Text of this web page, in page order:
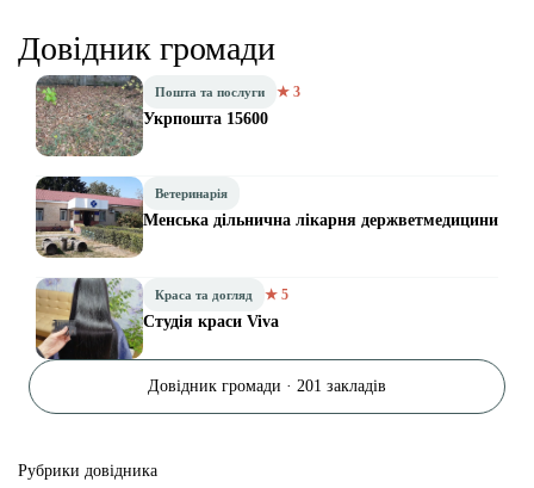
Довідник громади
Пошта та послуги ★ 3
Укрпошта 15600
Ветеринарія
Менська дільнична лікарня держветмедицини
Краса та догляд ★ 5
Студія краси Viva
Довідник громади · 201 закладів
Рубрики довідника